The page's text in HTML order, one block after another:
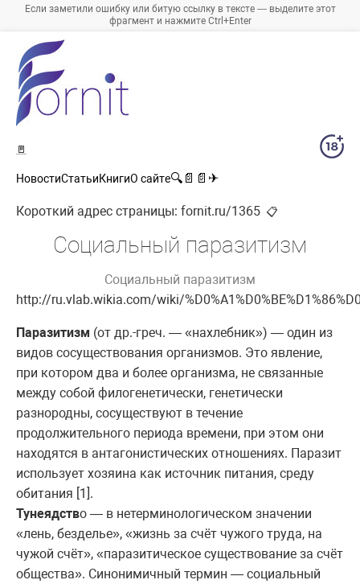
Если заметили ошибку или битую ссылку в тексте — выделите этот
фрагмент и нажмите Ctrl+Enter
🚪
НовостиСтатьиКнигиО сайте🔍 📄 📄 ✈
Короткий адрес страницы: fornit.ru/1365 📋
Социальный паразитизм
Социальный паразитизм
http://ru.vlab.wikia.com/wiki/
Паразитизм (от др.-греч. — «нахлебник») — один из
видов сосуществования организмов. Это явление,
при котором два и более организма, не связанные
между собой филогенетически, генетически
разнородны, сосуществуют в течение
продолжительного периода времени, при этом они
находятся в антагонистических отношениях. Паразит
использует хозяина как источник питания, среду
обитания [1].
Тунеядство — в нетерминологическом значении
«лень, безделье», «жизнь за счёт чужого труда, на
чужой счёт», «паразитическое существование за счёт
общества». Синонимичный термин — социальный